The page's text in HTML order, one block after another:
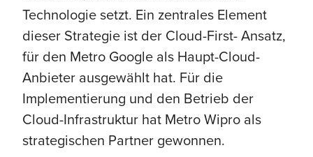
Technologie setzt. Ein zentrales Element
dieser Strategie ist der Cloud-First- Ansatz,
für den Metro Google als Haupt-Cloud-
Anbieter ausgewählt hat. Für die
Implementierung und den Betrieb der
Cloud-Infrastruktur hat Metro Wipro als
strategischen Partner gewonnen.